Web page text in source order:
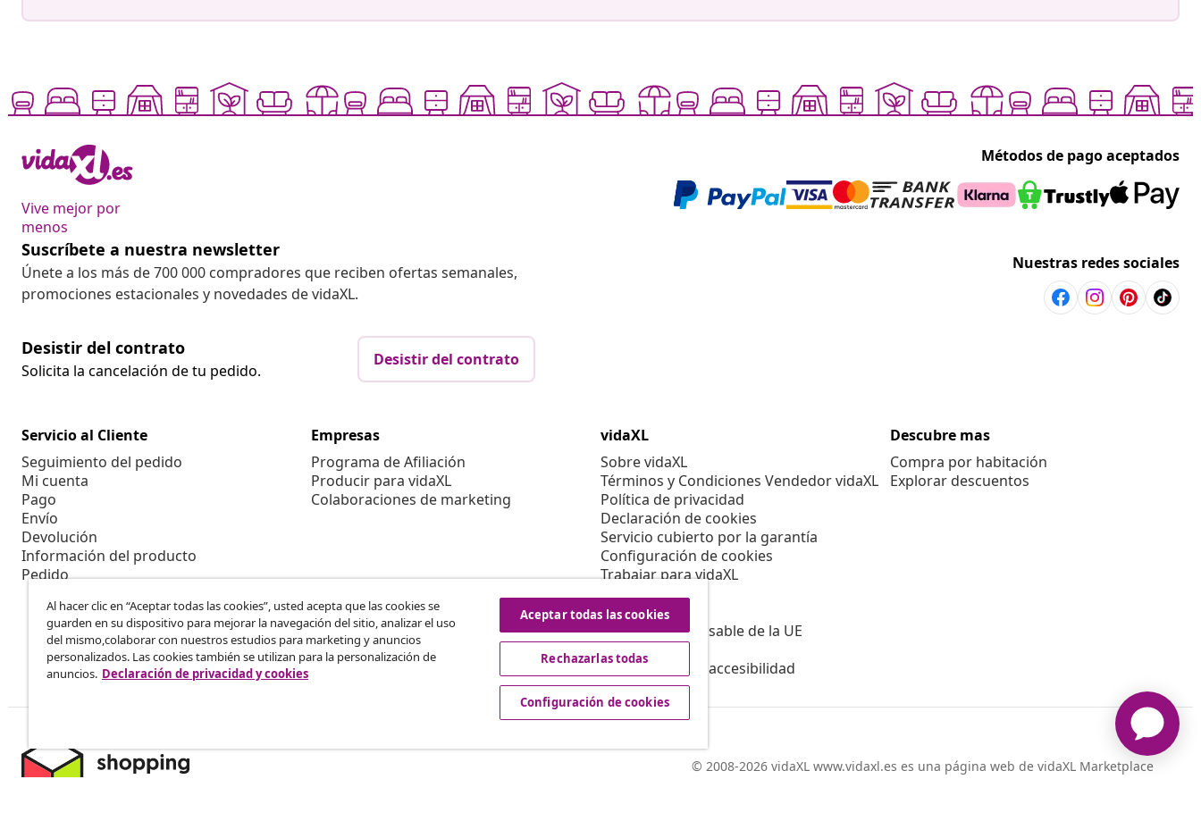
Vive mejor por
menos
Métodos de pago aceptados
Suscríbete a nuestra newsletter
Únete a los más de 700 000 compradores que reciben ofertas semanales,
promociones estacionales y novedades de vidaXL.
Nuestras redes sociales
Desistir del contrato
Solicita la cancelación de tu pedido.
Desistir del contrato
Servicio al Cliente
Seguimiento del pedido
Mi cuenta
Pago
Envío
Devolución
Información del producto
Pedido
Empresas
Programa de Afiliación
Producir para vidaXL
Colaboraciones de marketing
vidaXL
Sobre vidaXL
Términos y Condiciones Vendedor vidaXL
Política de privacidad
Declaración de cookies
Servicio cubierto por la garantía
Configuración de cookies
Trabajar para vidaXL
Aviso legal
Seguridad
Persona responsable de la UE
Política de EPR
Información de accesibilidad
Descubre mas
Compra por habitación
Explorar descuentos
© 2008-2026 vidaXL www.vidaxl.es es una página web de vidaXL Marketplace
Al hacer clic en “Aceptar todas las cookies”, usted acepta que las cookies se
guarden en su dispositivo para mejorar la navegación del sitio, analizar el uso
del mismo,colaborar con nuestros estudios para marketing y anuncios
personalizados. Las cookies también se utilizan para la personalización de
anuncios. Declaración de privacidad y cookies
Aceptar todas las cookies
Rechazarlas todas
Configuración de cookies